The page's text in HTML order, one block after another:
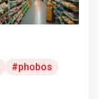
phobos